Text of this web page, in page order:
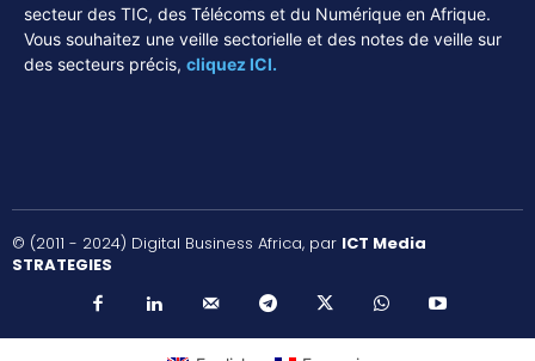
secteur des TIC, des Télécoms et du Numérique en Afrique.
Vous souhaitez une veille sectorielle et des notes de veille sur
des secteurs précis, cliquez ICI.
© (2011 - 2024) Digital Business Africa, par ICT Media
STRATEGIES